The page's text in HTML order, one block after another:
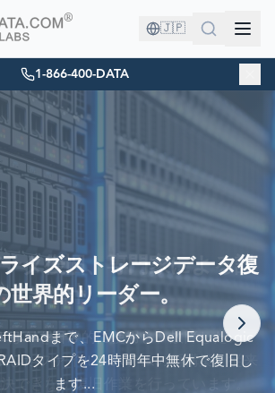
🇯🇵
1-866-400-DATA
良い会社にいます！
データ復旧のために当社を信頼しています
イズストレージデータ復
世界的リーダー。
まで、EMCからDell Equalogic
タイプを24時間年中無休で復旧し
ます...